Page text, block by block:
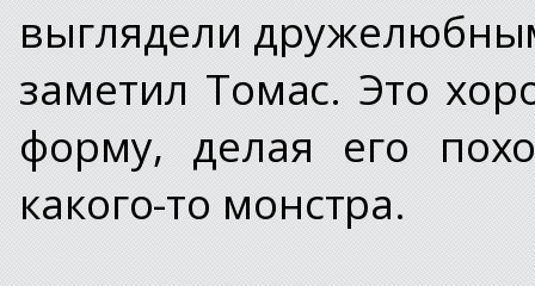
выглядели
заметил Томас. Это
форму, делая его
какого-то монстра.